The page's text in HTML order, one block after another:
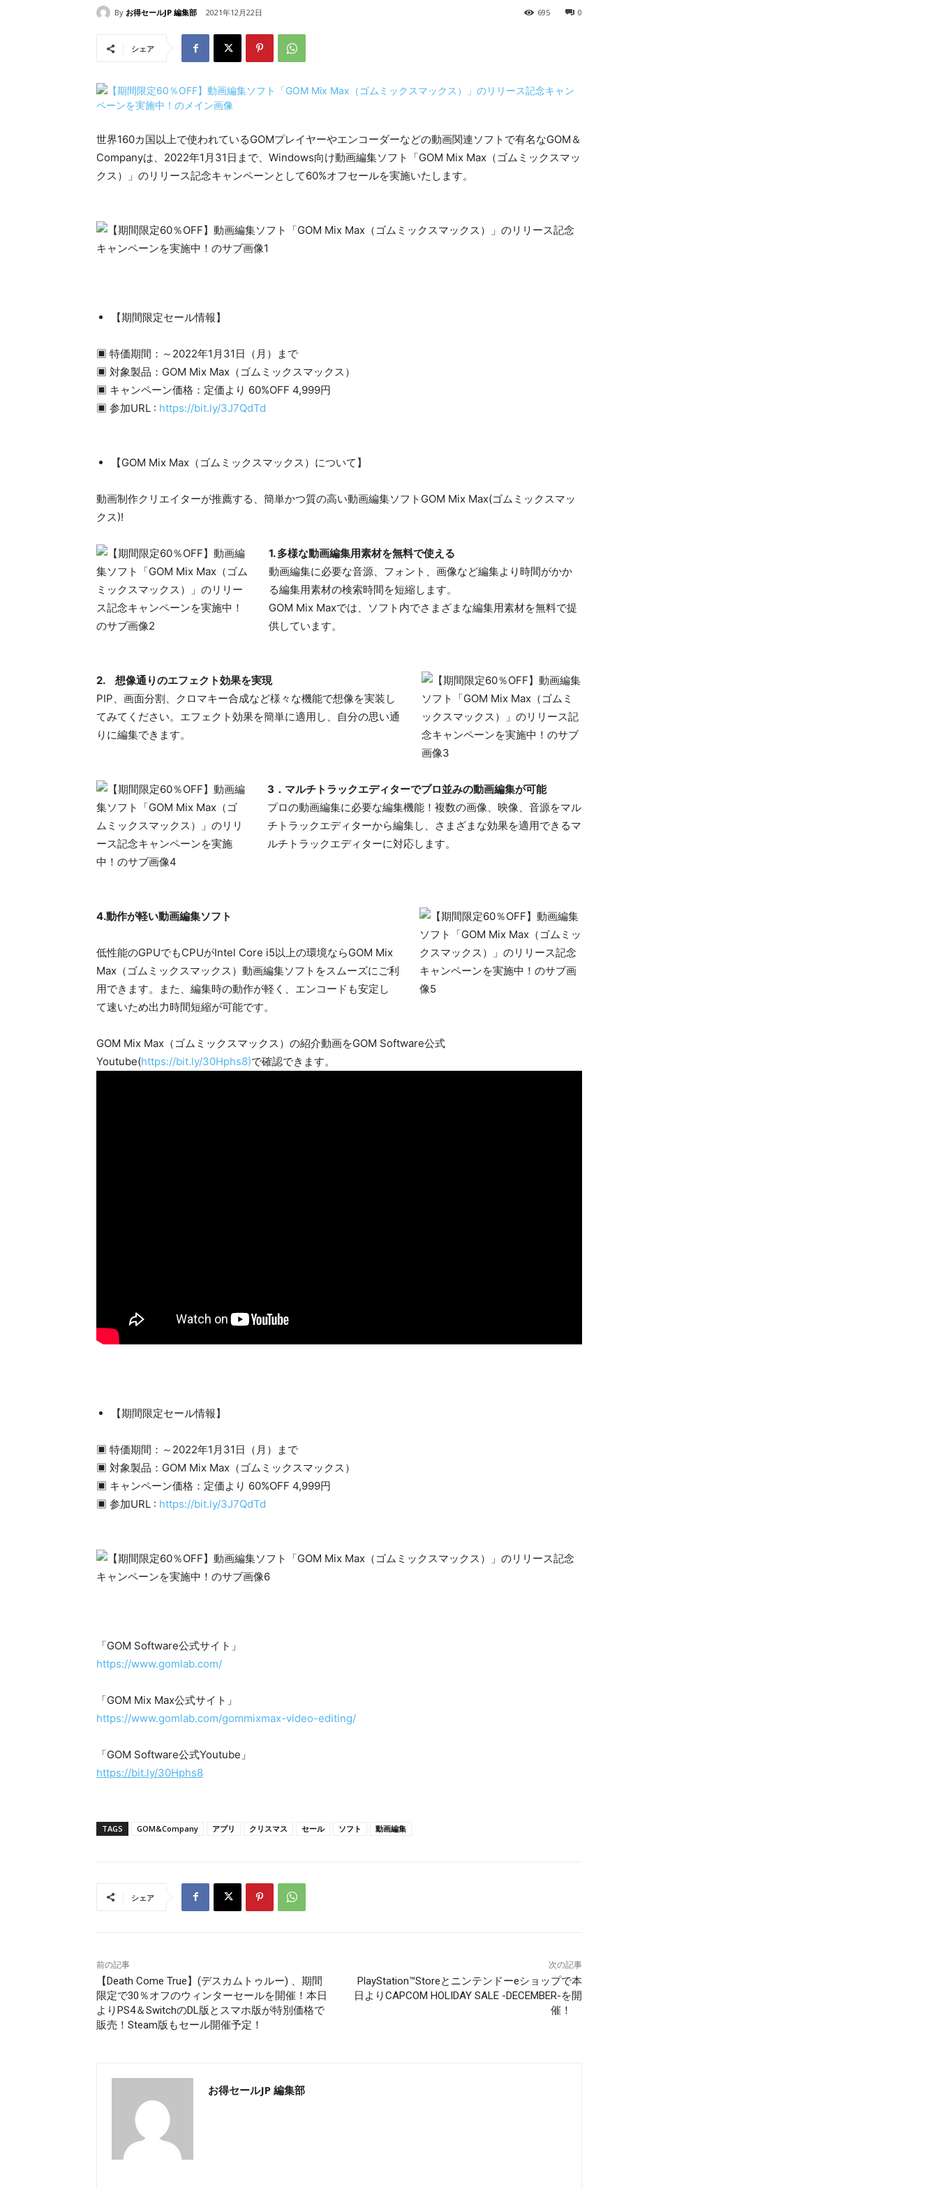
By お得セールJP 編集部 2021年12月22日 0
695
シェア
世界160カ国以上で使われているGOMプレイヤーやエンコーダーなどの動画関連ソフトで有名なGOM＆
Companyは、2022年1月31日まで、Windows向け動画編集ソフト「GOM Mix Max（ゴムミックスマッ
クス）」のリリース記念キャンペーンとして60%オフセールを実施いたします。
【期間限定セール情報】
▣ 特価期間：～2022年1月31日（月）まで
▣ 対象製品：GOM Mix Max（ゴムミックスマックス）
▣ キャンペーン価格：定価より 60%OFF 4,999円
▣ 参加URL : https://bit.ly/3J7QdTd
【GOM Mix Max（ゴムミックスマックス）について】
動画制作クリエイターが推薦する、​簡単かつ質の高い動画編集ソフト​GOM Mix Max(ゴムミックスマッ
クス)!
1. 多様な動画編集用素材を無料で使える
動画編集に必要な音源、フォント、画像など​編集より時間がかか
る編集用素材の​検索時間を短縮します。​
GOM Mix Maxでは、ソフト内でさまざまな編集用素材を無料で提
供しています。
2. 想像通りのエフェクト効果を実現
PIP、画面分割、クロマキー合成など様々な機能で想像を実装し
てみてください。エフェクト効果を簡単に適用し、自分の思い通
りに編集できます。
3．マルチトラックエディターでプロ並みの​動画編集が可能​
プロの動画編集に必要な編集機能！​複数の画像、映像、音源をマル
チトラックエディターから編集し、​さまざまな効果を適用できるマ
ルチトラックエディターに対応します。
4.動作が軽い動画編集ソフト​
低性能のGPUでもCPUがIntel Core i5以上の環境なら​GOM Mix
Max（ゴムミックスマックス）動画編集ソフトをスムーズにご利
用できます。​また、編集時の動作が軽く、エンコードも安定し
て速いため出力時間短縮が可能です。
GOM Mix Max（ゴムミックスマックス）の紹介動画をGOM Software公式
Youtube(https://bit.ly/30Hphs8)で確認できます。
【期間限定セール情報】
▣ 特価期間：～2022年1月31日（月）まで
▣ 対象製品：GOM Mix Max（ゴムミックスマックス）
▣ キャンペーン価格：定価より 60%OFF 4,999円
▣ 参加URL : https://bit.ly/3J7QdTd
「GOM Software公式サイト」
https://www.gomlab.com/
「GOM Mix Max公式サイト」
https://www.gomlab.com/gommixmax-video-editing/
「GOM Software公式Youtube」
https://bit.ly/30Hphs8
TAGS GOM&Company アプリ クリスマス セール ソフト 動画編集
シェア
前の記事
【Death Come True】(デスカムトゥルー) 、期間
限定で30％オフのウィンターセールを開催！本日
よりPS4＆SwitchのDL版とスマホ版が特別価格で
販売！Steam版もセール開催予定！
次の記事
PlayStation™Storeとニンテンドーeショップで本
日よりCAPCOM HOLIDAY SALE -DECEMBER-を開
催！
お得セールJP 編集部